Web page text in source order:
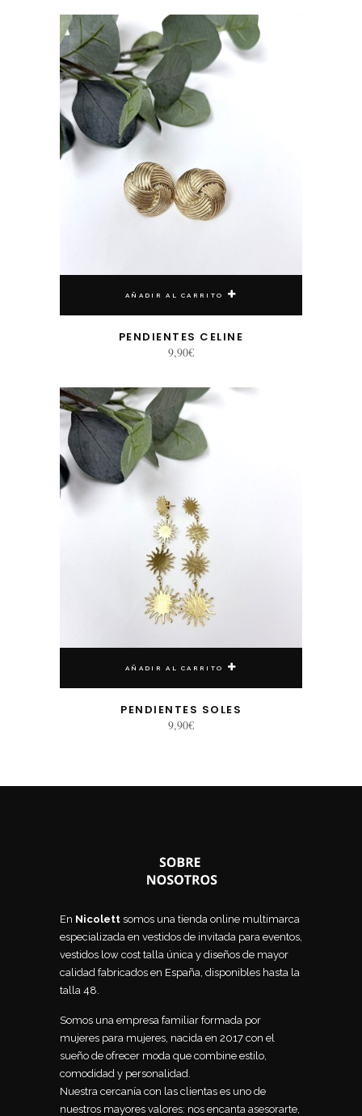
AÑADIR AL CARRITO
PENDIENTES CELINE
9,90€
AÑADIR AL CARRITO
PENDIENTES SOLES
9,90€
En Nicolett somos una tienda online multimarca
especializada en vestidos de invitada para eventos,
vestidos low cost talla única y diseños de mayor
calidad fabricados en España, disponibles hasta la
talla 48.
Somos una empresa familiar formada por
mujeres para mujeres, nacida en 2017 con el
sueño de ofrecer moda que combine estilo,
comodidad y personalidad.
Nuestra cercanía con las clientas es uno de
nuestros mayores valores: nos encanta asesorarte,